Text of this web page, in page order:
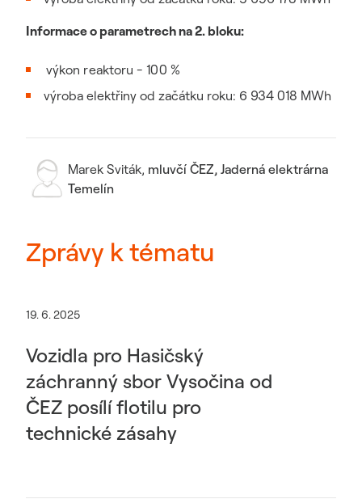
Informace o parametrech na 2. bloku:
výkon reaktoru - 100 %
výroba elektřiny od začátku roku: 6 934 018 MWh
Marek Sviták, mluvčí ČEZ, Jaderná elektrárna
Temelín
Zprávy k tématu
19. 6. 2025
Vozidla pro Hasičský
záchranný sbor Vysočina od
ČEZ posílí flotilu pro
technické zásahy